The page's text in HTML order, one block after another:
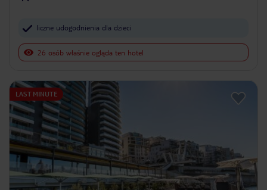
liczne udogodnienia dla dzieci
26 osób właśnie ogląda ten hotel
LAST MINUTE